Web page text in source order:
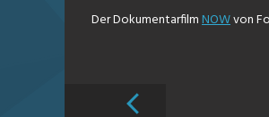
Der DokumentarfilmNOWvon